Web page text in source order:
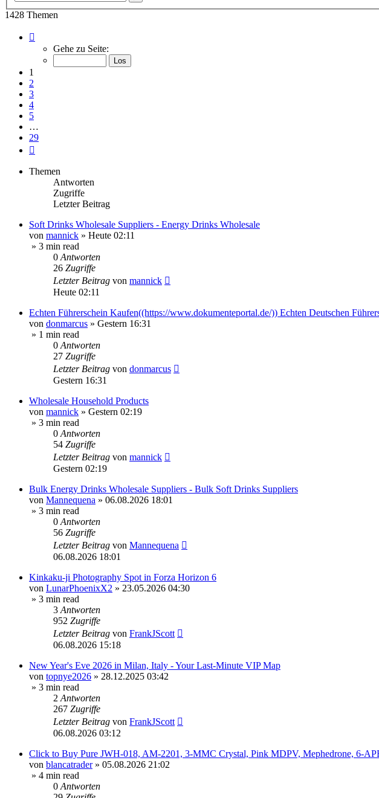
1428 Themen
von
Gehe zu Seite:
1
2
3
4
5
…
29
Themen
Antworten
Zugriffe
Letzter Beitrag
Soft Drinks Wholesale Suppliers - Energy Drinks Wholesale
von mannick » Heute 02:11
» 3 min read
0 Antworten
26 Zugriffe
Letzter Beitrag von mannick
Heute 02:11
Echten Führerschein Kaufen((https://www.dokumenteportal.de/)) Echten Deutschen
von donmarcus » Gestern 16:31
» 1 min read
0 Antworten
27 Zugriffe
Letzter Beitrag von donmarcus
Gestern 16:31
Wholesale Household Products
von mannick » Gestern 02:19
» 3 min read
0 Antworten
54 Zugriffe
Letzter Beitrag von mannick
Gestern 02:19
Bulk Energy Drinks Wholesale Suppliers - Bulk Soft Drinks Suppliers
von Mannequena » 06.08.2026 18:01
» 3 min read
0 Antworten
56 Zugriffe
Letzter Beitrag von Mannequena
06.08.2026 18:01
Kinkaku-ji Photography Spot in Forza Horizon 6
von LunarPhoenixX2 » 23.05.2026 04:30
» 3 min read
3 Antworten
952 Zugriffe
Letzter Beitrag von FrankJScott
06.08.2026 15:18
New Year's Eve 2026 in Milan, Italy - Your Last-Minute VIP Map
von topnye2026 » 28.12.2025 03:42
» 3 min read
2 Antworten
267 Zugriffe
Letzter Beitrag von FrankJScott
06.08.2026 03:12
Click to Buy Pure JWH-018, AM-2201, 3-MMC Crystal, Pink MDPV, Mephedrone, 6-
von blancatrader» 05.08.2026 21:02
» 4 min read
0 Antworten